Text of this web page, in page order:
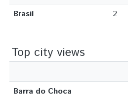
Brasil
2
Top city views
Barra do Choca